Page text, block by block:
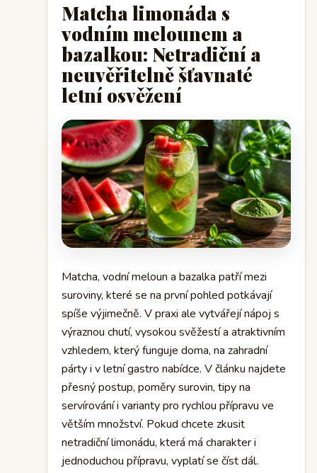
Matcha limonáda s
vodním melounem a
bazalkou: Netradiční a
neuvěřitelně šťavnaté
letní osvěžení
Matcha, vodní meloun a bazalka patří mezi
suroviny, které se na první pohled potkávají
spíše výjimečně. V praxi ale vytvářejí nápoj s
výraznou chutí, vysokou svěžestí a atraktivním
vzhledem, který funguje doma, na zahradní
párty i v letní gastro nabídce. V článku najdete
přesný postup, poměry surovin, tipy na
servírování i varianty pro rychlou přípravu ve
větším množství. Pokud chcete zkusit
netradiční limonádu, která má charakter i
jednoduchou přípravu, vyplatí se číst dál.